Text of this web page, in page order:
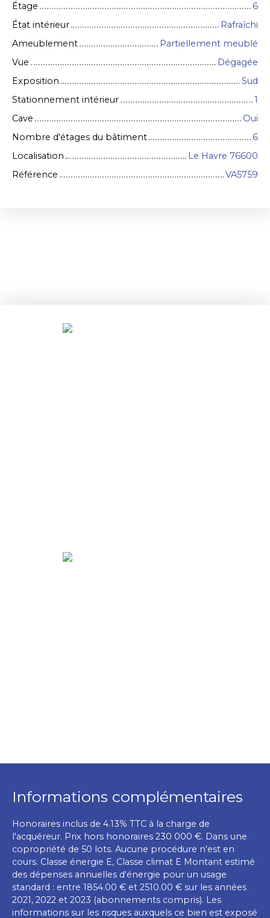
Étage
6
État intérieur
Rafraîchi
Ameublement
Partiellement meublé
Vue
Dégagée
Exposition
Sud
Stationnement intérieur
1
Cave
Oui
Nombre d'étages du bâtiment
6
Localisation
Le Havre 76600
Référence
VA5759
Informations complémentaires
Honoraires inclus de 4.13% TTC à la charge de
l'acquéreur. Prix hors honoraires 230 000 €. Dans une
copropriété de 50 lots. Aucune procédure n'est en
cours. Classe énergie E, Classe climat E Montant estimé
des dépenses annuelles d'énergie pour un usage
standard : entre 1854.00 € et 2510.00 € sur les années
2021, 2022 et 2023 (abonnements compris). Les
informations sur les risques auxquels ce bien est exposé